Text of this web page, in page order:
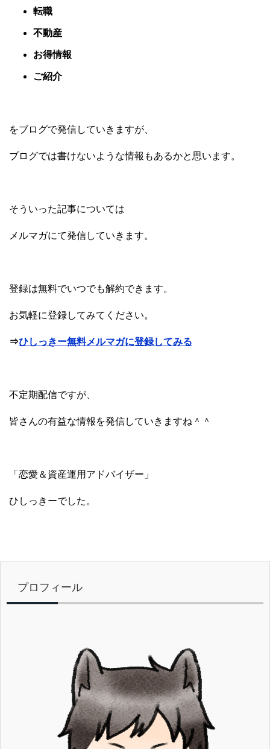
転職
不動産
お得情報
ご紹介
をブログで発信していきますが、
ブログでは書けないような情報もあるかと思います。
そういった記事については
メルマガにて発信していきます。
登録は無料でいつでも解約できます。
お気軽に登録してみてください。
⇒ひしっきー無料メルマガに登録してみる
不定期配信ですが、
皆さんの有益な情報を発信していきますね＾＾
「恋愛＆資産運用アドバイザー」
ひしっきーでした。
プロフィール